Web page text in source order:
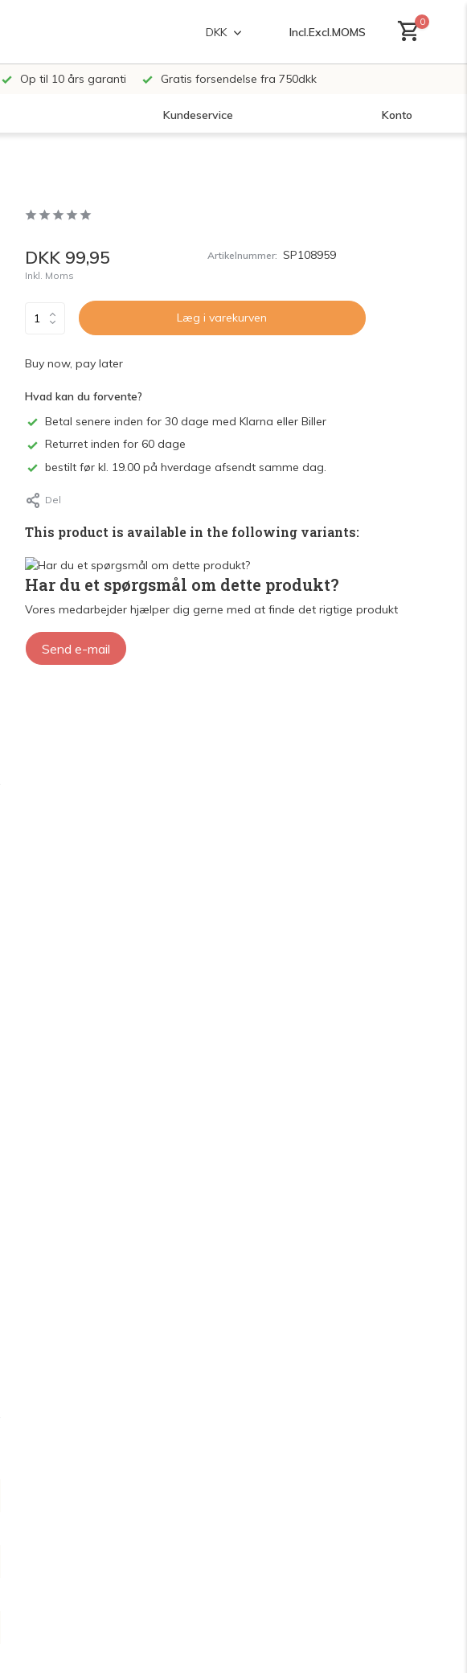
DKK Incl.Excl.MOMS
0
Op til 10 års garanti Gratis forsendelse fra 750dkk
Kundeservice Konto
DKK 99,95
Inkl. Moms
Artikelnummer: SP108959
Læg i varekurven
Buy now, pay later
Hvad kan du forvente?
Betal senere inden for 30 dage med Klarna eller Biller
Returret inden for 60 dage
bestilt før kl. 19.00 på hverdage afsendt samme dag.
Del
This product is available in the following variants:
Har du et spørgsmål om dette produkt?
Vores medarbejder hjælper dig gerne med at finde det rigtige produkt
Send e-mail